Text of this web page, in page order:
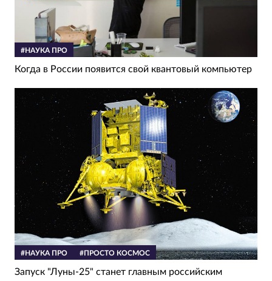
#НАУКА ПРО
Когда в России появится свой квантовый компьютер
#НАУКА ПРО #ПРОСТО КОСМОС
Запуск "Луны-25" станет главным российским